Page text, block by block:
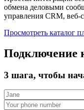
обмена деловыми
управления CRM, веб-
Просмотреть каталог
Подключение
3 шага, чтобы